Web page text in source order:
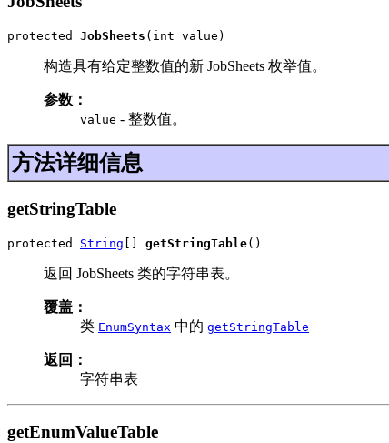
protected JobSheets (int value)
构造具有给定整数值的新 JobSheets 枚举值。
参数：
value - 整数值。
方法详细信息
getStringTable
protected String [] getStringTable()
返回 JobSheets 类的字符串表。
覆盖：
类 EnumSyntax 中的 getStringTable
返回：
字符串表
getEnumValueTable